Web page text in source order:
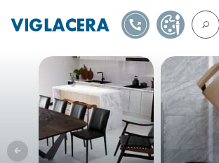
1900561582TỰ THIẾT